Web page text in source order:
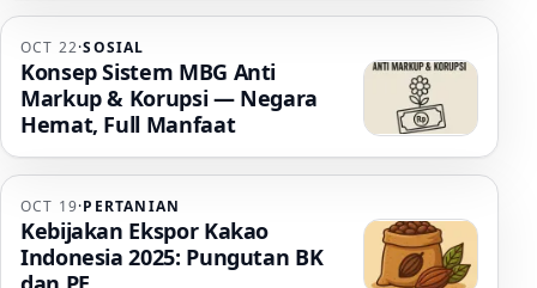
OCT 22·SOSIAL
Konsep Sistem MBG Anti
Markup & Korupsi — Negara
Hemat, Full Manfaat
OCT 19·PERTANIAN
Kebijakan Ekspor Kakao
Indonesia 2025: Pungutan BK